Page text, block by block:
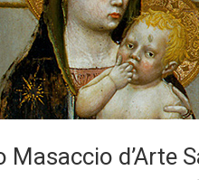
Masaccio d’Arte